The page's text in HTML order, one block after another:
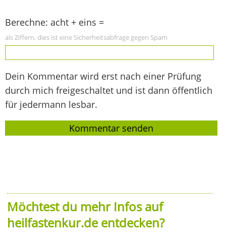
Berechne: acht + eins =
als Ziffern, dies ist eine Sicherheitsabfrage gegen Spam
Dein Kommentar wird erst nach einer Prüfung
durch mich freigeschaltet und ist dann öffentlich
für jedermann lesbar.
Möchtest du mehr Infos auf
heilfastenkur.de entdecken?